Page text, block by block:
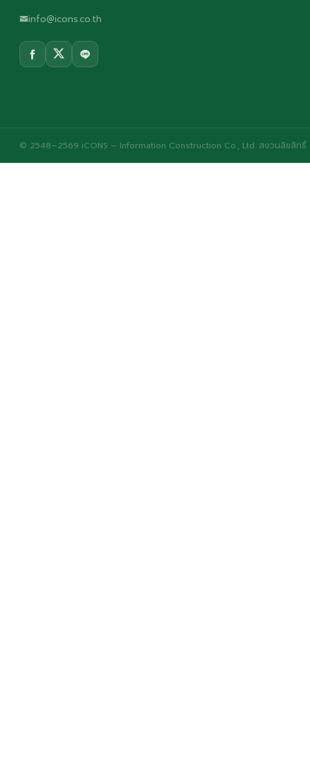
info@icons.co.th
© 2548–2569 iCONS – Information Construction Co., Ltd. สงวนลิขสิทธิ์